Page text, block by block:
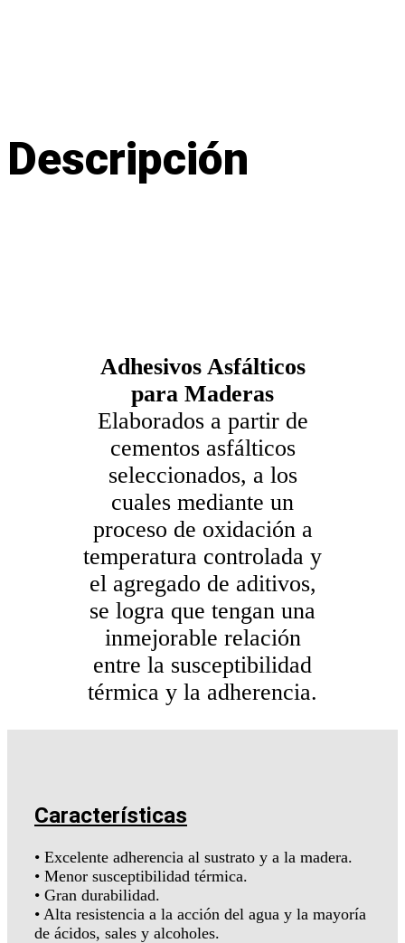
Descripción
Adhesivos Asfálticos
para Maderas
Elaborados a partir de
cementos asfálticos
seleccionados, a los
cuales mediante un
proceso de oxidación a
temperatura controlada y
el agregado de aditivos,
se logra que tengan una
inmejorable relación
entre la susceptibilidad
térmica y la adherencia.
Características
• Excelente adherencia al sustrato y a la madera.
• Menor susceptibilidad térmica.
• Gran durabilidad.
• Alta resistencia a la acción del agua y la mayoría
de ácidos, sales y alcoholes.